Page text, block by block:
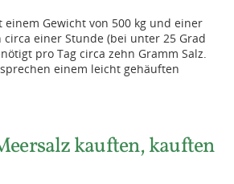
einem Gewicht von 500 kg und einer
circa einer Stunde (bei unter 25 Grad
pro Tag circa zehn Gramm Salz.
einem leicht gehäuften
kauften, kauften